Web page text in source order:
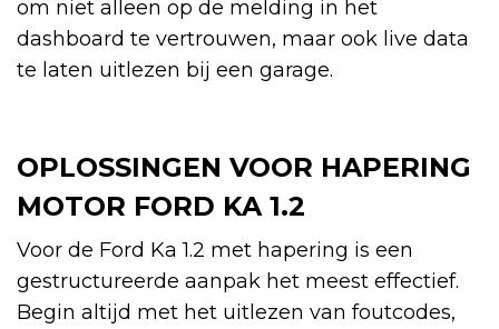
om niet alleen op de melding in het
dashboard te vertrouwen, maar ook live data
te laten uitlezen bij een garage.
OPLOSSINGEN VOOR HAPERING
MOTOR FORD KA 1.2
Voor de Ford Ka 1.2 met hapering is een
gestructureerde aanpak het meest effectief.
Begin altijd met het uitlezen van foutcodes,